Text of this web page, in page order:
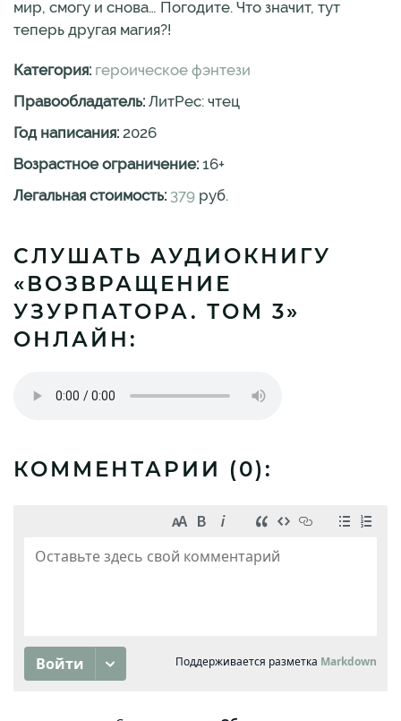
мир, смогу и снова… Погодите. Что значит, тут
теперь другая магия?!
Категория: героическое фэнтези
Правообладатель: ЛитРес: чтец
Год написания: 2026
Возрастное ограничение: 16+
Легальная стоимость: 379 руб.
СЛУШАТЬ АУДИОКНИГУ
«ВОЗВРАЩЕНИЕ
УЗУРПАТОРА. ТОМ 3»
ОНЛАЙН:
КОММЕНТАРИИ (0):